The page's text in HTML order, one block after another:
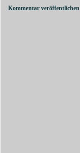
Kommentar veröffentlichen